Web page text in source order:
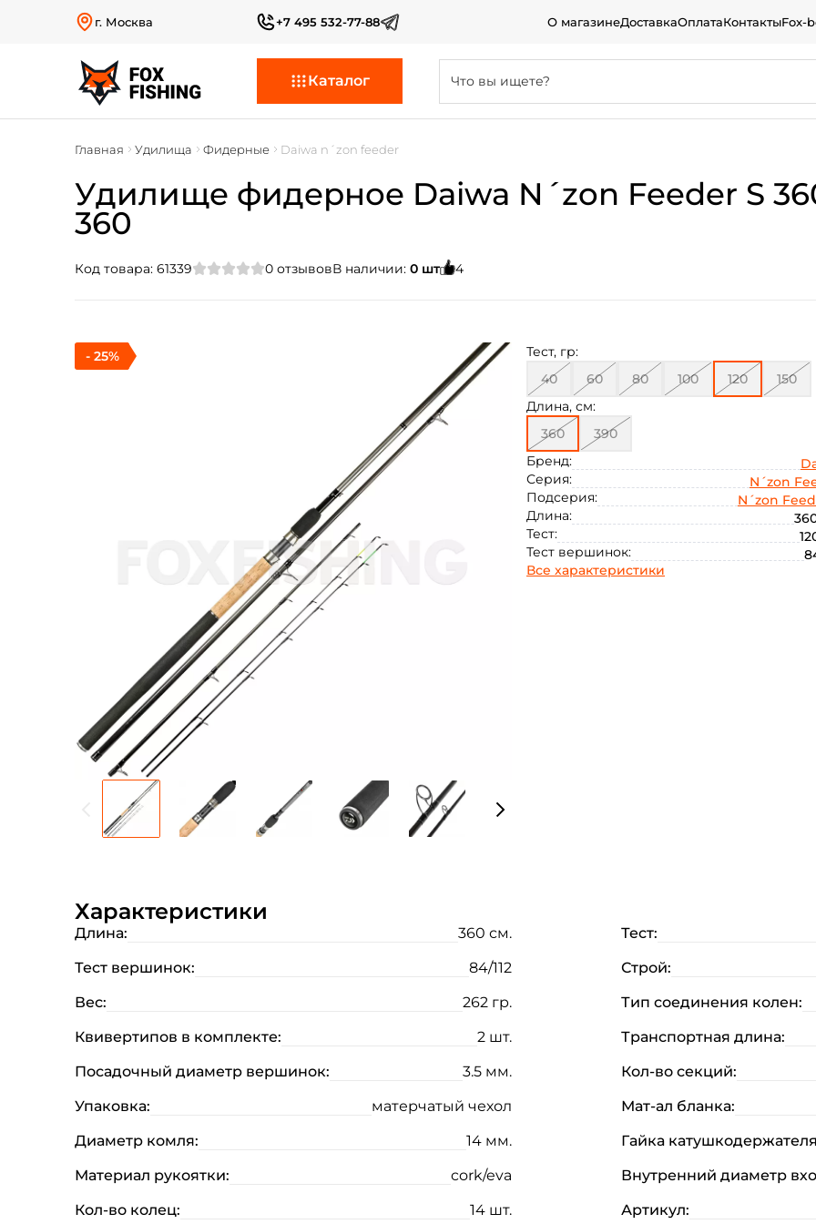
г. Москва +7 495 532-77-88 О магазинеДоставкаОплатаКонтактыFox-
Каталог
Главная Удилища Фидерные Daiwa n´zon feeder
Удилище фидерное Daiwa N´zon Feeder S
360
Код товара: 61339 0 отзывовВ наличии: 0 шт 4
- 25%
Тест, гр:
40
60 80 100 120
150
Длина, см:
360
390
Бренд:
Серия:
N´zon
Подсерия:
N´zon
Длина:
Тест:
Тест вершинок:
Все характеристики
Характеристики
Длина: 360 см. Тест:
Тест вершинок:
84/112 Строй:
Вес:
262 гр. Тип соединения колен:
Квивертипов в комплекте:
2 шт. Транспортная длина:
Посадочный диаметр вершинок:
3.5 мм. Кол-во секций:
Упаковка:
матерчатый чехол Мат-ал бланка:
Диаметр комля:
14 мм. Гайка
Материал рукоятки:
cork/eva Внутренний диаметр
Кол-во колец:
14 шт. Артикул: